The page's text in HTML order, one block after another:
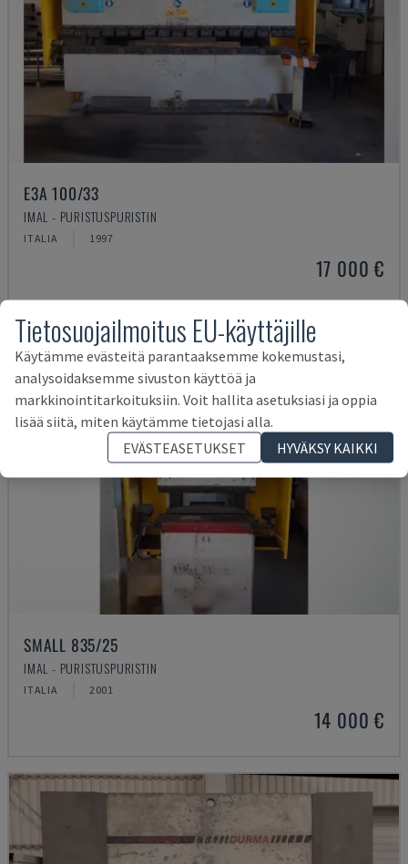
E3A 100/33
IMAL - PURISTUSPURISTIN
ITALIA 1997
17 000 €
SMALL 835/25
IMAL - PURISTUSPURISTIN
ITALIA 2001
14 000 €
Tietosuojailmoitus EU-käyttäjille
Käytämme evästeitä parantaaksemme kokemustasi,
analysoidaksemme sivuston käyttöä ja
markkinointitarkoituksiin. Voit hallita asetuksiasi ja oppia
lisää siitä, miten käytämme tietojasi alla.
EVÄSTEASETUKSET
HYVÄKSY KAIKKI